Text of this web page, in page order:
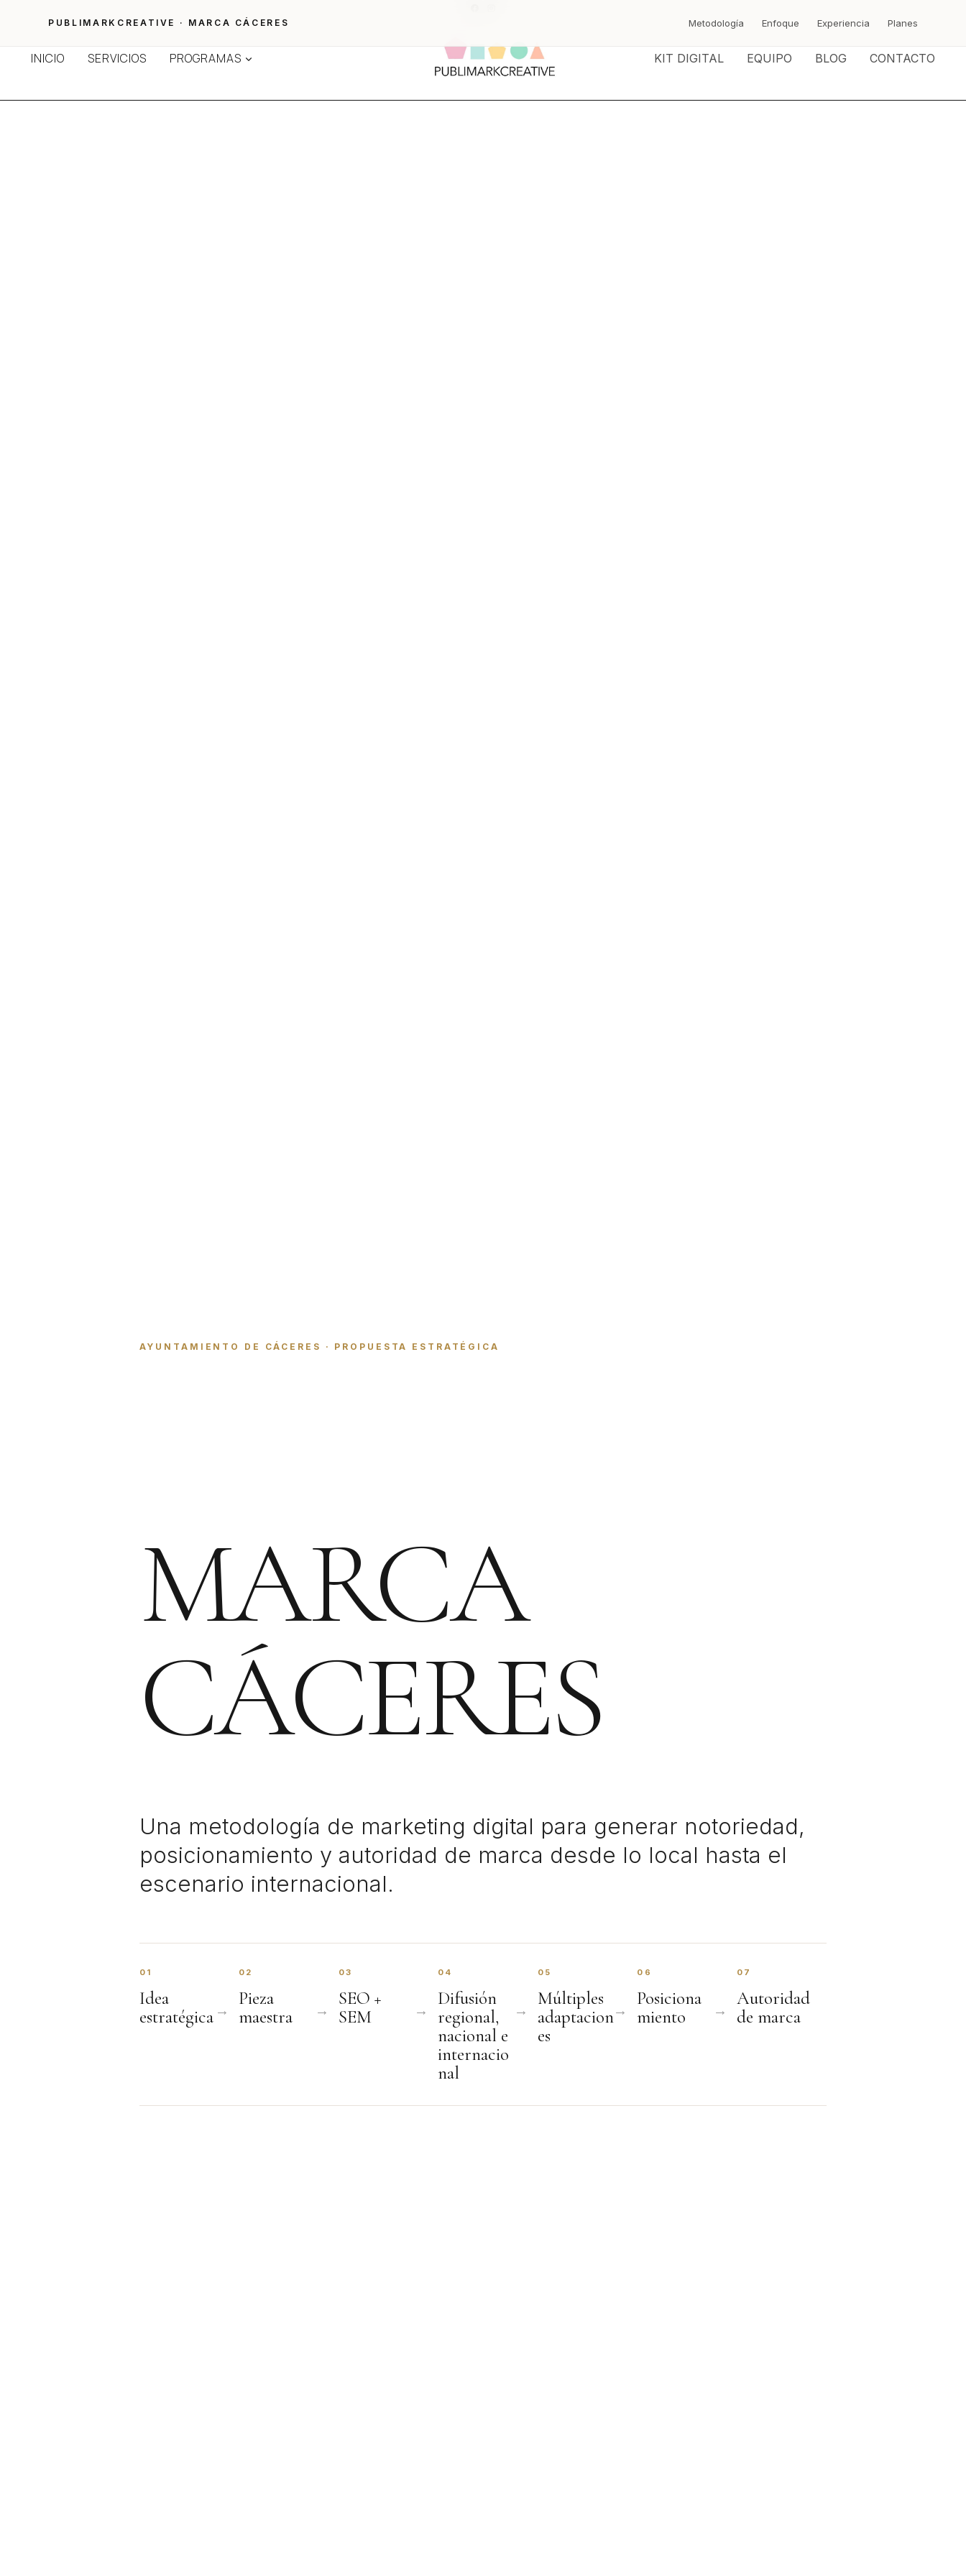
INICIO SERVICIOS PROGRAMAS KIT DIGITAL EQUIPO BLOG CONTACTO
PUBLIMARKCREATIVE · MARCA CÁCERES Metodología Enfoque Experiencia Planes
AYUNTAMIENTO DE CÁCERES · PROPUESTA ESTRATÉGICA
MARCA
CÁCERES
Una metodología de marketing digital para generar notoriedad,
posicionamiento y autoridad de marca desde lo local hasta el
escenario internacional.
01
Idea
estratégica
02
Pieza
maestra
03
SEO +
SEM
04
Difusión
regional,
nacional e
internacio
nal
05
Múltiples
adaptacion
es
06
Posiciona
miento
07
Autoridad
de marca